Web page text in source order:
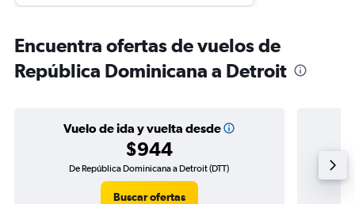
Encuentra ofertas de vuelos de
República Dominicana a Detroit
Vuelo de ida y vuelta desde
$944
De República Dominicana a Detroit (DTT)
Buscar ofertas
Vuelo